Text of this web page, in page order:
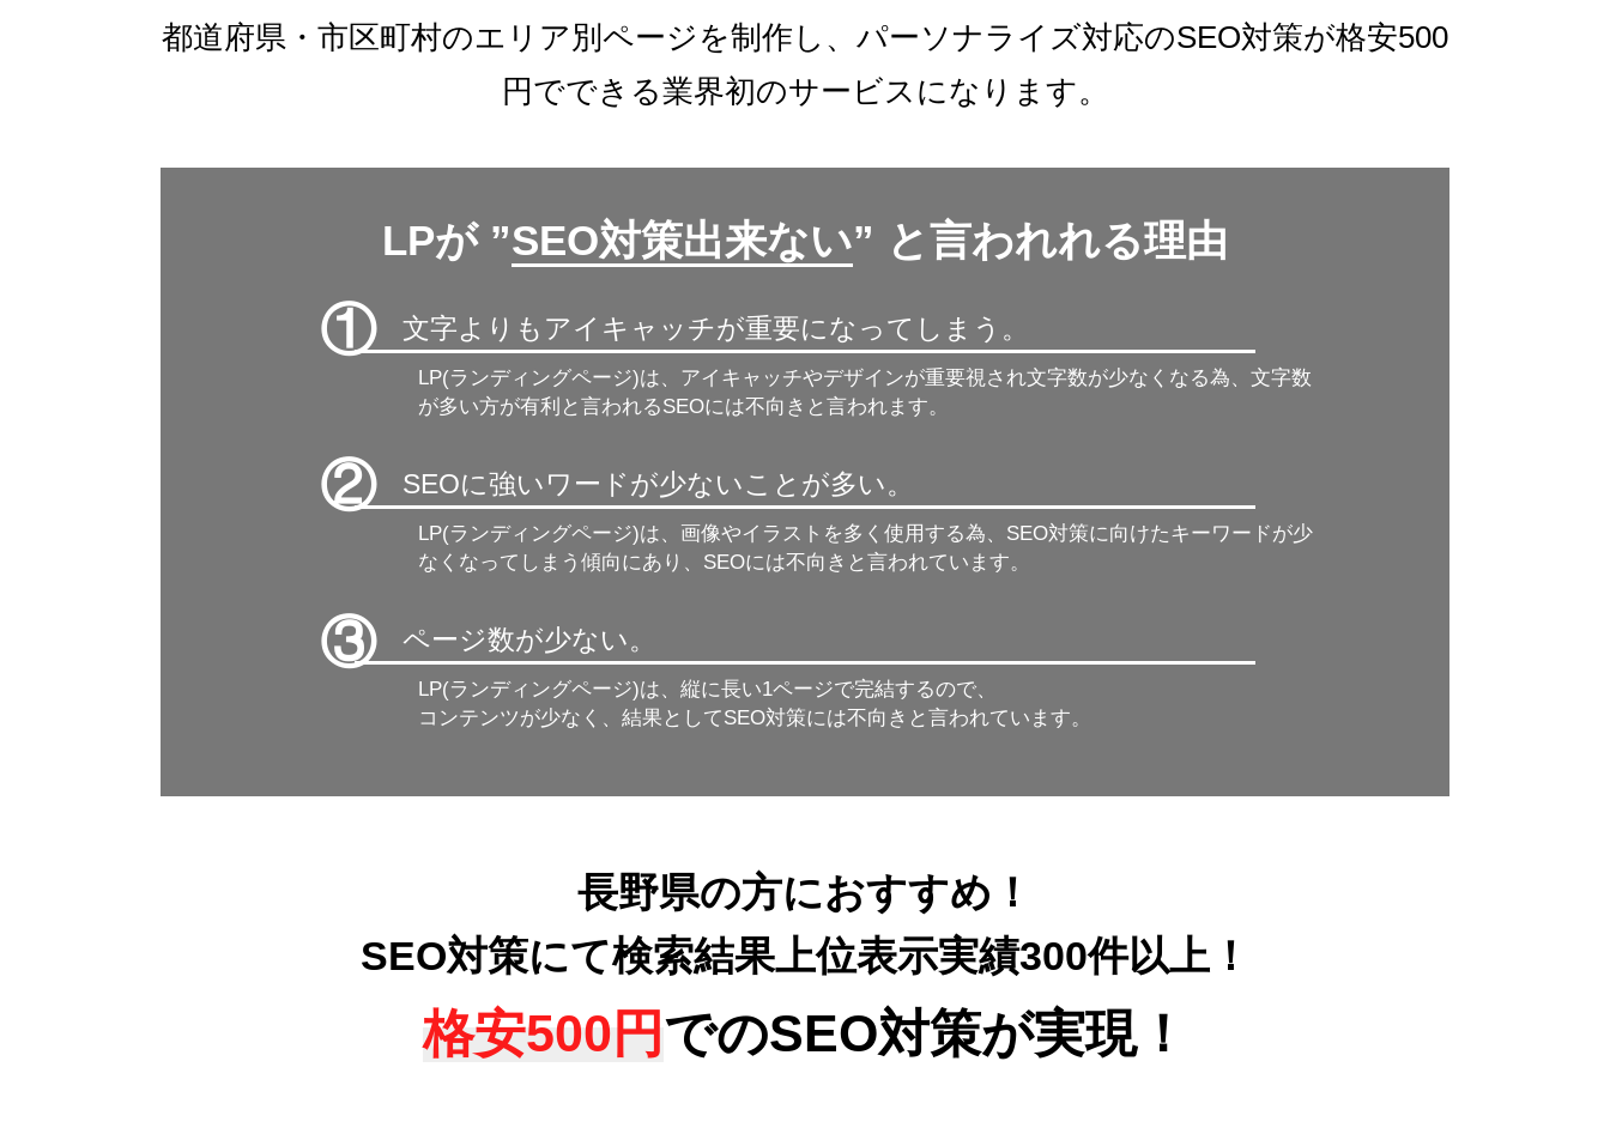
都道府県・市区町村のエリア別ページを制作し、 パーソナライズ対応のSEO対策が格安500
円でできる業界初のサービスになります。
LPが ”SEO対策出来ない” と言われれる理由
① 文字よりもアイキャッチが重要になってしまう。
LP(ランディングページ)は、アイキャッチやデザインが重要視され文字数が少なくなる為、文字数
が多い方が有利と言われるSEOには不向きと言われます。
② SEOに強いワードが少ないことが多い。
LP(ランディングページ)は、画像やイラストを多く使用する為、 SEO対策に向けたキーワードが少
なくなってしまう傾向にあり、SEOには不向きと言われています。
③ ページ数が少ない。
LP(ランディングページ)は、縦に長い1ページで完結するので、
コンテンツが少なく、結果としてSEO対策には不向きと言われています。
長野県の方におすすめ！
SEO対策にて検索結果上位表示実績300件以上！
格安500円でのSEO対策が実現！